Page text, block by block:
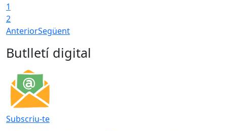
1
2
AnteriorSegüent
Butlletí digital
Subscriu-te